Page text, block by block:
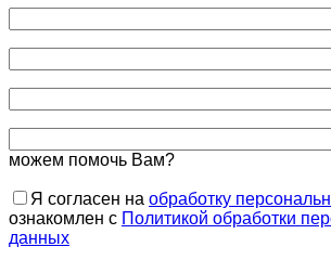
можем помочь Вам?
Я согласен на обработку
ознакомлен с Политикой обработки
данных